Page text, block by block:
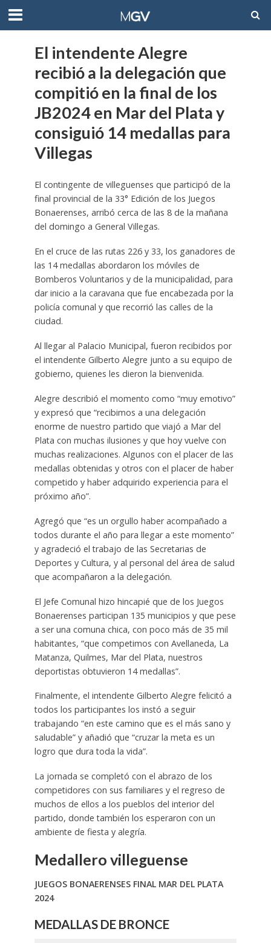
El intendente Alegre
recibió a la delegación que
compitió en la final de los
JB2024 en Mar del Plata y
consiguió 14 medallas para
Villegas
El contingente de villeguenses que participó de la
final provincial de la 33° Edición de los Juegos
Bonaerenses, arribó cerca de las 8 de la mañana
del domingo a General Villegas.
En el cruce de las rutas 226 y 33, los ganadores de
las 14 medallas abordaron los móviles de
Bomberos Voluntarios y de la municipalidad, para
dar inicio a la caravana que fue encabezada por la
policía comunal y que recorrió las calles de la
ciudad.
Al llegar al Palacio Municipal, fueron recibidos por
el intendente Gilberto Alegre junto a su equipo de
gobierno, quienes les dieron la bienvenida.
Alegre describió el momento como “muy emotivo”
y expresó que “recibimos a una delegación
enorme de nuestro partido que viajó a Mar del
Plata con muchas ilusiones y que hoy vuelve con
muchas realizaciones. Algunos con el placer de las
medallas obtenidas y otros con el placer de haber
competido y haber adquirido experiencia para el
próximo año”.
Agregó que “es un orgullo haber acompañado a
todos durante el año para llegar a este momento”
y agradeció el trabajo de las Secretarias de
Deportes y Cultura, y al personal del área de salud
que acompañaron a la delegación.
El Jefe Comunal hizo hincapié que de los Juegos
Bonaerenses participan 135 municipios y que pese
a ser una comuna chica, con poco más de 35 mil
habitantes, “que competimos con Avellaneda, La
Matanza, Quilmes, Mar del Plata, nuestros
deportistas obtuvieron 14 medallas”.
Finalmente, el intendente Gilberto Alegre felicitó a
todos los participantes los instó a seguir
trabajando “en este camino que es el más sano y
saludable” y añadió que “cruzar la meta es un
logro que dura toda la vida”.
La jornada se completó con el abrazo de los
competidores con sus familiares y el regreso de
muchos de ellos a los pueblos del interior del
partido, donde también los esperaron con un
ambiente de fiesta y alegría.
Medallero villeguense
JUEGOS BONAERENSES FINAL MAR DEL PLATA
2024
MEDALLAS DE BRONCE